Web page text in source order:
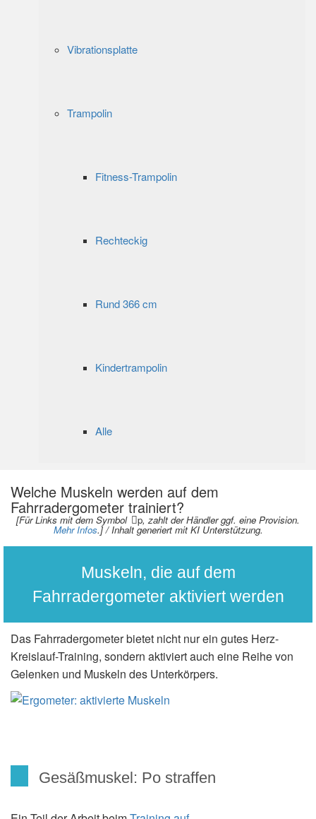
Vibrationsplatte
Trampolin
Fitness-Trampolin
Rechteckig
Rund 366 cm
Kindertrampolin
Alle
Welche Muskeln werden auf dem
Fahrradergometer trainiert?
[Für Links mit dem Symbol p, zahlt der Händler ggf. eine Provision.
Mehr Infos.] / Inhalt generiert mit KI Unterstützung.
Muskeln, die auf dem
Fahrradergometer aktiviert werden
Das Fahrradergometer bietet nicht nur ein gutes Herz-
Kreislauf-Training, sondern aktiviert auch eine Reihe von
Gelenken und Muskeln des Unterkörpers.
Gesäßmuskel: Po straffen